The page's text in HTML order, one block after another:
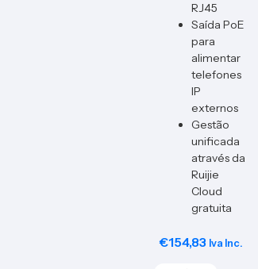
RJ45
Saída PoE
para
alimentar
telefones
IP
externos
Gestão
unificada
através da
Ruijie
Cloud
gratuita
€154,83 Iva Inc.